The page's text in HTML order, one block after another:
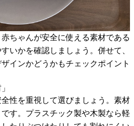
ちゃんが安全に使える素材である
いかを確認しましょう。併せて、
インかどうかもチェックポイント
性を重視して選びましょう。素材
す。プラスチック製や木製なら軽